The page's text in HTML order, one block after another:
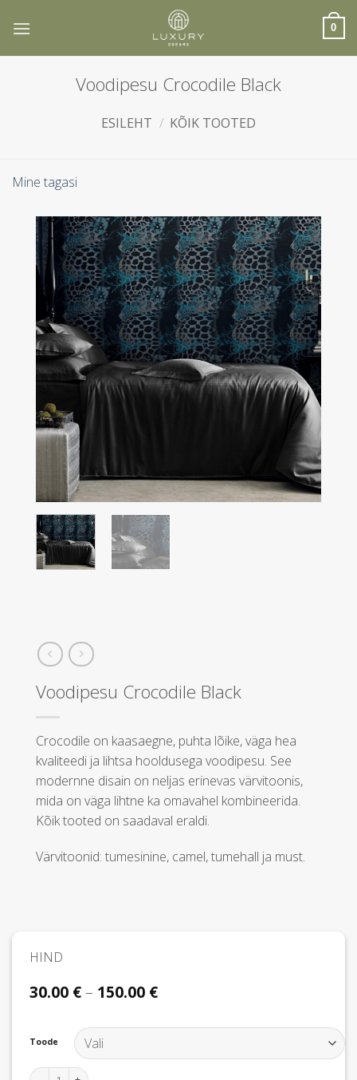
0
Voodipesu Crocodile Black
ESILEHT / KÕIK TOOTED
Mine tagasi
Voodipesu Crocodile Black
Crocodile on kaasaegne, puhta lõike, väga hea
kvaliteedi ja lihtsa hooldusega voodipesu. See
modernne disain on neljas erinevas värvitoonis,
mida on väga lihtne ka omavahel kombineerida.
Kõik tooted on saadaval eraldi.
Värvitoonid: tumesinine, camel, tumehall ja must.
HIND
30.00 €– 150.00 €Hinnavahemik:
Toode
Voodipesu Crocodile Black kogus